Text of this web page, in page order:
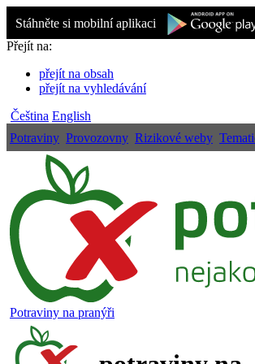
Stáhněte si mobilní aplikaci
Přejít na:
přejít na obsah
přejít na vyhledávání
Čeština English
Potraviny Provozovny Rizikové weby
Potraviny na pranýři